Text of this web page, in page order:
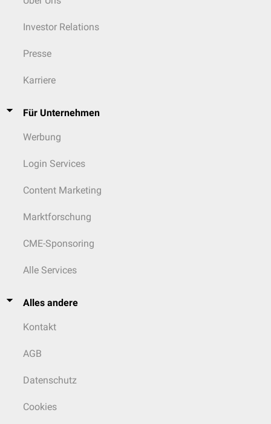
Investor Relations
Presse
Karriere
Für Unternehmen
Werbung
Login Services
Content Marketing
Marktforschung
CME-Sponsoring
Alle Services
Alles andere
Kontakt
AGB
Datenschutz
Cookies